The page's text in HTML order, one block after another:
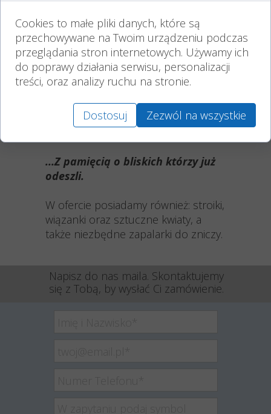
❤️ Elegancki i ponadczasowy design
– klasyczne, nowoczesne oraz
dekoracyjne wzory.
❤️ Długi czas palenia – wkłady o
wydłużonej trwałości, nawet do kilku
dni.
❤️ Odporność na warunki
atmosferyczne – znicze odporne na
deszcz i wiatr.
...Z pamięcią o bliskich którzy już
odeszli.
W ofercie posiadamy również: stroiki,
wiązanki oraz sztuczne kwiaty, a
także niezbędne zapalarki do zniczy.
Napisz do nas maila. Skontaktujemy
się z Tobą, by wysłać Ci zamówienie.
Cookies to małe pliki danych, które są
przechowywane na Twoim urządzeniu podczas
przeglądania stron internetowych. Używamy ich
do poprawy działania serwisu, personalizacji
treści, oraz analizy ruchu na stronie.
Dostosuj Zezwól na wszystkie